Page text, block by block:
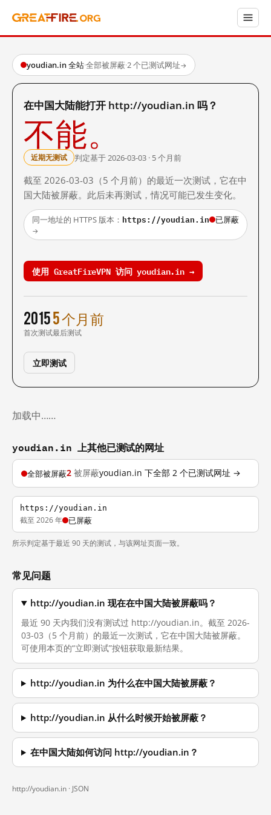
youdian.in 全站·全部被屏蔽·2 个已测试网址→
在中国大陆能打开 http://youdian.in 吗？
不能。
近期无测试 判定基于 2026-03-03 · 5 个月前
截至 2026-03-03（5 个月前）的最近一次测试，它在中
国大陆被屏蔽。此后未再测试，情况可能已发生变化。
同一地址的 HTTPS 版本： https://youdian.in 已屏蔽
→
使用 GreatFireVPN 访问 youdian.in →
2015
首次测试
5 个月前
最后测试
立即测试
加载中……
youdian.in 上其他已测试的网址
全部被屏蔽2 被屏蔽youdian.in 下全部 2 个已测试网址 →
https://youdian.in
截至 2026 年 已屏蔽
所示判定基于最近 90 天的测试，与该网址页面一致。
常见问题
http://youdian.in 现在在中国大陆被屏蔽吗？
最近 90 天内我们没有测试过 http://youdian.in。截至 2026-
03-03（5 个月前）的最近一次测试，它在中国大陆被屏蔽。
可使用本页的“立即测试”按钮获取最新结果。
http://youdian.in 为什么在中国大陆被屏蔽？
http://youdian.in 从什么时候开始被屏蔽？
在中国大陆如何访问 http://youdian.in？
http://youdian.in · JSON